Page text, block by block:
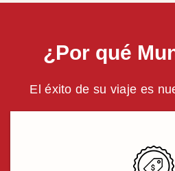
¿Por qué
El éxito de su viaje es